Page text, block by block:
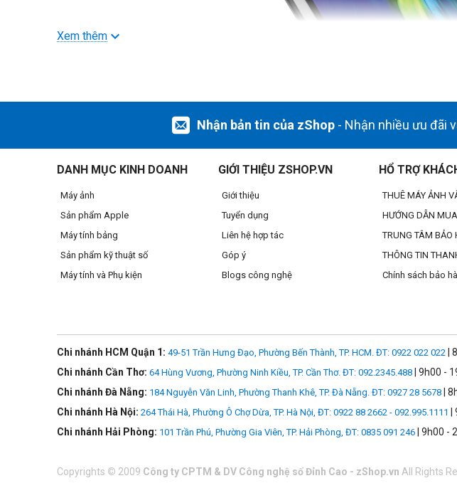
iPad Pro 11" (Gen 2)
>>> Xem thêmApple Accessories
Xem thêm
Nhận bản tin của zShop - Nhận nhiều ưu đãi
DANH MỤC KINH DOANH
Máy ảnh
Sản phẩm Apple
Máy tính bảng
Sản phẩm kỹ thuật số
Máy tính và Phụ kiện
GIỚI THIỆU ZSHOP.VN
Giới thiệu
Tuyển dụng
Liên hệ hợp tác
Góp ý
Blogs công nghệ
HỔ TRỢ
THUÊ MÁY ẢNH
HƯỚNG DẪN
TRUNG TÂM BẢO
THÔNG TIN
Chính sách bảo
Chi nhánh HCM Quận 1: 49-51 Trần Hưng Đạo, Phường Bến Thành, TP. HCM. ĐT: 0922 022 022 |
Chi nhánh Cần Thơ: 64 Hùng Vương, Phường Ninh Kiều, TP. Cần Thơ. ĐT: 092.2345.488 | 9h00 -
Chi nhánh Đà Nẵng: 184 Nguyễn Văn Linh, Phường Thanh Khê, TP. Đà Nẵng. ĐT: 0927 28 5678 |
Chi nhánh Hà Nội: 264 Thái Hà, Phường Ô Chợ Dừa, TP. Hà Nội, ĐT: 0922 88 2662 - 092.995.1111
Chi nhánh Hải Phòng: 101 Trần Phú, Phường Gia Viên, TP. Hải Phòng, ĐT: 0835 091 246 | 9h00 -
Copyrights © 2009 Công ty CPTM & DV Công nghệ số Đỉnh Cao - zShop.vn All Rights